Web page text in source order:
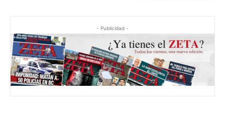
- Publicidad -